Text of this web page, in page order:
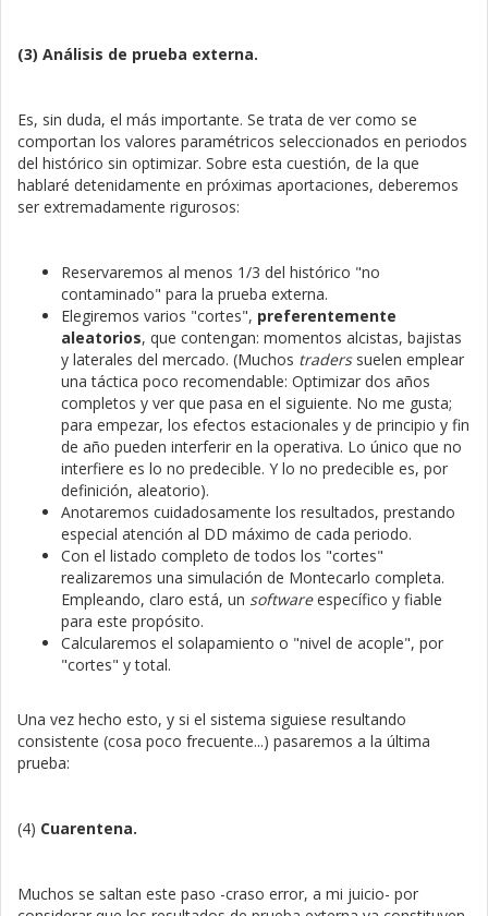
(3) Análisis de prueba externa.
Es, sin duda, el más importante. Se trata de ver como se
comportan los valores paramétricos seleccionados en periodos
del histórico sin optimizar. Sobre esta cuestión, de la que
hablaré detenidamente en próximas aportaciones, deberemos
ser extremadamente rigurosos:
Reservaremos al menos 1/3 del histórico "no
contaminado" para la prueba externa.
Elegiremos varios "cortes", preferentemente
aleatorios, que contengan: momentos alcistas, bajistas
y laterales del mercado. (Muchos traderssuelen emplear
una táctica poco recomendable: Optimizar dos años
completos y ver que pasa en el siguiente. No me gusta;
para empezar, los efectos estacionales y de principio y fin
de año pueden interferir en la operativa. Lo único que no
interfiere es lo no predecible. Y lo no predecible es, por
definición, aleatorio).
Anotaremos cuidadosamente los resultados, prestando
especial atención al DD máximo de cada periodo.
Con el listado completo de todos los "cortes"
realizaremos una simulación de Montecarlo completa.
Empleando, claro está, un softwareespecífico y fiable
para este propósito.
Calcularemos el solapamiento o "nivel de acople", por
"cortes" y total.
Una vez hecho esto, y si el sistema siguiese resultando
consistente (cosa poco frecuente...) pasaremos a la última
prueba:
(4) Cuarentena.
Muchos se saltan este paso -craso error, a mi juicio- por